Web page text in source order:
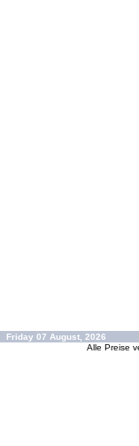
Friday 07 August, 2026
Alle Preise